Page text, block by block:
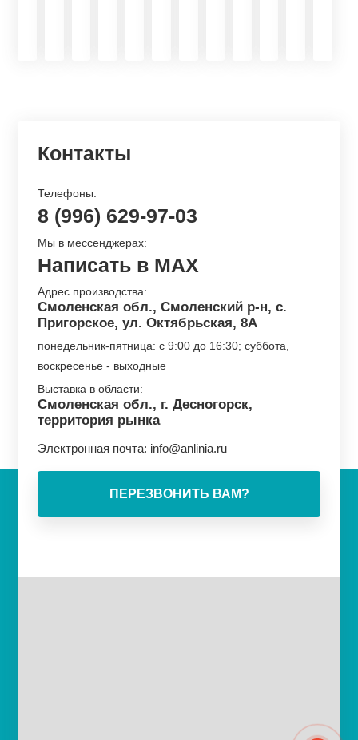
Контакты
Телефоны:
8 (996) 629-97-03
Мы в мессенджерах:
Написать в MAX
Адрес производства:
Смоленская обл., Смоленский р-н, с.
Пригорское, ул. Октябрьская, 8А
понедельник-пятница: с 9:00 до 16:30; суббота,
воскресенье - выходные
Выставка в области:
Смоленская обл., г. Десногорск,
территория рынка
Электронная почта: info@anlinia.ru